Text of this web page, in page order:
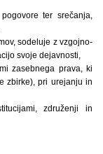
ter srečanja,
sodeluje z vzgojno-
svoje dejavnosti,
zasebnega prava, ki
zbirke), pri urejanju in
združenji in